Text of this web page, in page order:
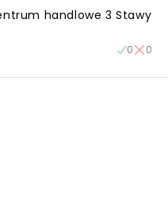
handlowe 3 Stawy
0 0